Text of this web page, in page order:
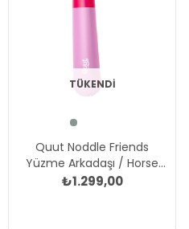
TÜKENDI
Quut Noddle Friends
Yüzme Arkadaşı / Horse
Çok Renkli
₺1.299,00